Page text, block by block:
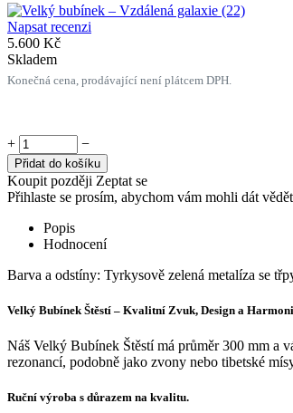
Napsat recenzi
5.600 Kč
Skladem
Konečná cena, prodávající není plátcem DPH.
+ −
Přidat do košíku
Koupit později Zeptat se
Přihlaste se prosím, abychom vám mohli dát
Popis
Hodnocení
Barva a odstíny: Tyrkysově zelená metalíza se
Velký Bubínek Štěstí – Kvalitní Zvuk, Design a
Náš Velký Bubínek Štěstí má průměr 300 mm a
rezonancí, podobně jako zvony nebo tibetské
Ruční výroba s důrazem na kvalitu.